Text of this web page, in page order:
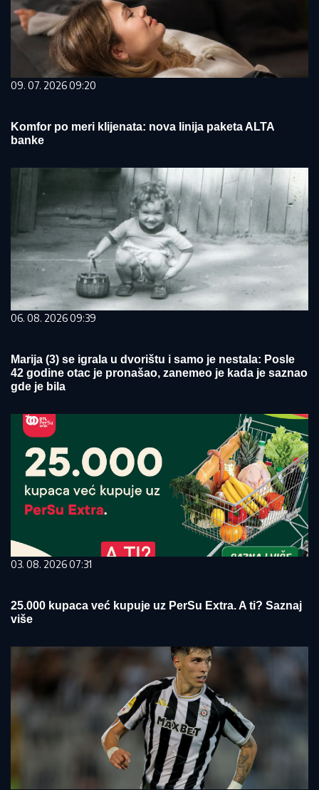
09. 07. 2026 09:20
Komfor po meri klijenata: nova linija paketa ALTA
banke
06. 08. 2026 09:39
Marija (3) se igrala u dvorištu i samo je nestala: Posle
42 godine otac je pronašao, zanemeo je kada je saznao
gde je bila
03. 08. 2026 07:31
25.000 kupaca već kupuje uz PerSu Extra. A ti? Saznaj
više